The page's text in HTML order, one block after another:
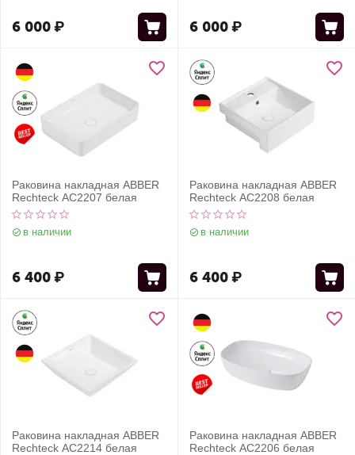
6 000₽ 6 000₽
Раковина накладная ABBER
Rechteck AC2207 белая
в наличии
6 400₽
Раковина накладная ABBER
Rechteck AC2208 белая
в наличии
6 400₽
Раковина накладная ABBER
Rechteck AC2214 белая
Раковина накладная ABBER
Rechteck AC2206 белая